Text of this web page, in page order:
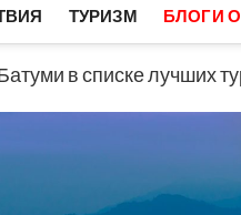
ТУРИЗМ БЛОГИ
в списке лучших